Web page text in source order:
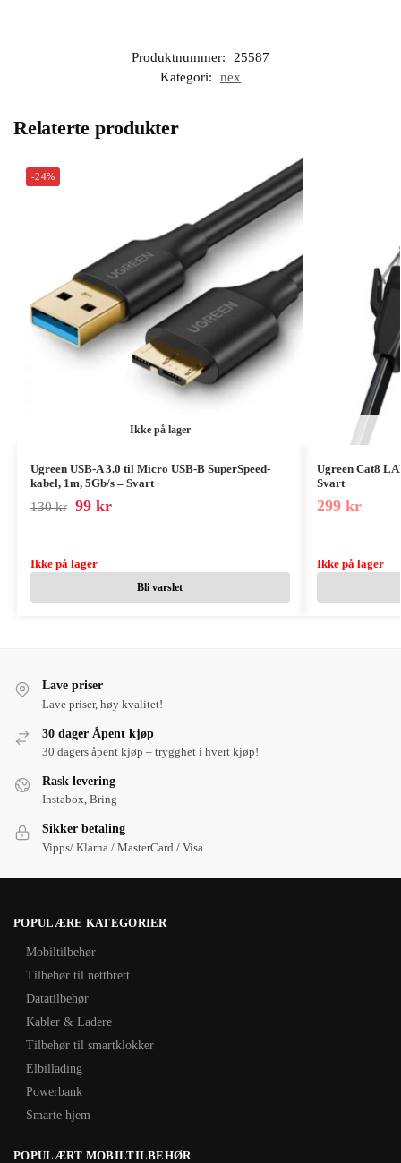
Produktnummer:
25587
Kategori:
nex
Relaterte produkter
-24%
Ikke på lager
Ugreen USB-A 3.0 til Micro USB-B SuperSpeed-
kabel, 1m, 5Gb/s – Svart
130kr 99 kr
Ikke på lager
Bli varslet
Ugreen Cat8
Svart
299 kr
Ikke på lager
Lave priser
Lave priser, høy kvalitet!
30 dager Åpent kjøp
30 dagers åpent kjøp – trygghet i hvert kjøp!
Rask levering
Instabox, Bring
Sikker betaling
Vipps/ Klarna / MasterCard / Visa
POPULÆRE KATEGORIER
Mobiltilbehør
Tilbehør til nettbrett
Datatilbehør
Kabler & Ladere
Tilbehør til smartklokker
Elbillading
Powerbank
Smarte hjem
POPULÆRT MOBILTILBEHØR